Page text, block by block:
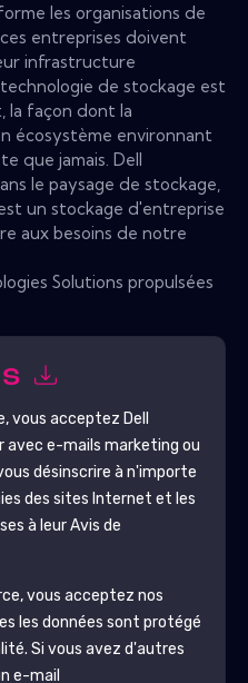
les organisations de
entreprises doivent
infrastructure
de stockage est
la façon dont la
écosystème environnant
que jamais. Dell
le paysage de stockage,
un stockage d'entreprise
aux besoins de notre
Solutions propulsées
vous acceptez Dell
e-mails marketing ou
désinscrire à n'importe
des sites Internet et les
à leur Avis de
vous acceptez nos
les données sont protégé
. Si vous avez d'autres
e-mail